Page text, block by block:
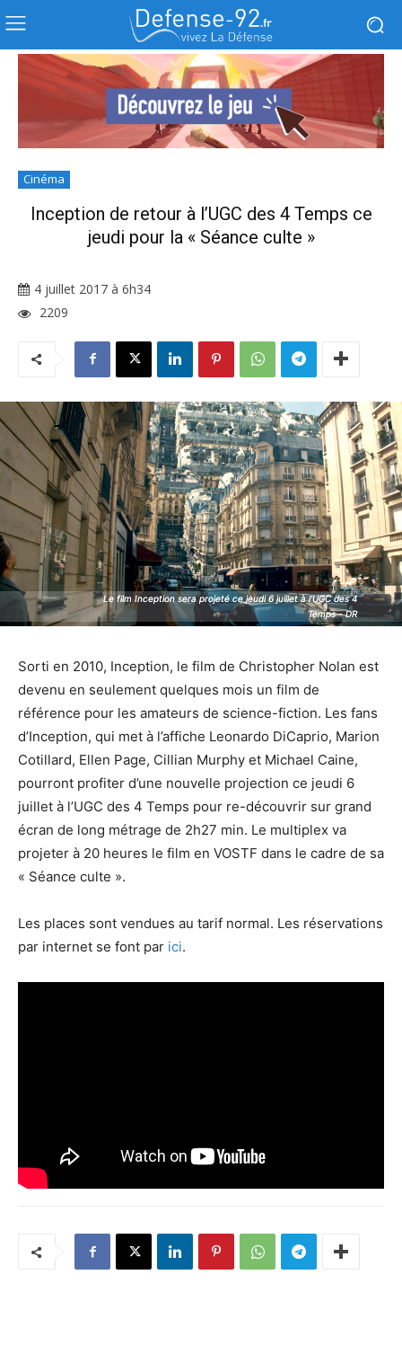
Cinéma
Inception de retour à l’UGC des 4 Temps ce
jeudi pour la « Séance culte »
4 juillet 2017 à 6h34
2209
Le film Inception sera projeté ce jeudi 6 juillet à l'UGC des 4
Temps - DR
Le film Inception sera projeté ce jeudi 6 juillet à l'UGC des 4
Temps - DR
Sorti en 2010, Inception, le film de Christopher Nolan est
devenu en seulement quelques mois un film de
référence pour les amateurs de science-fiction. Les fans
d’Inception, qui met à l’affiche Leonardo DiCaprio, Marion
Cotillard, Ellen Page, Cillian Murphy et Michael Caine,
pourront profiter d’une nouvelle projection ce jeudi 6
juillet à l’UGC des 4 Temps pour re-découvrir sur grand
écran de long métrage de 2h27 min. Le multiplex va
projeter à 20 heures le film en VOSTF dans le cadre de sa
« Séance culte ».
Les places sont vendues au tarif normal. Les réservations
par internet se font par ici.